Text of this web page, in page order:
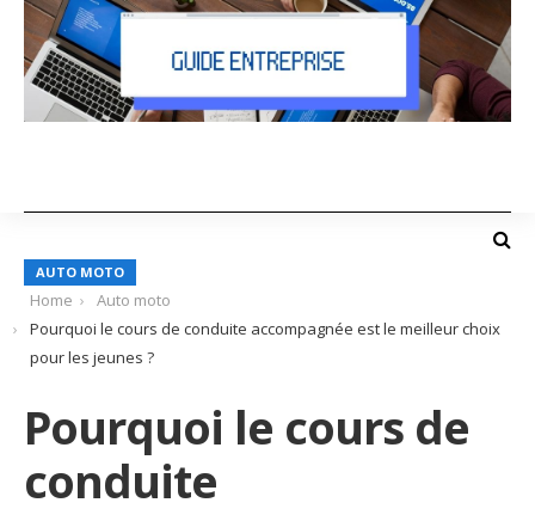
AUTO MOTO
Home
Auto moto
Pourquoi le cours de conduite accompagnée est le meilleur choix
pour les jeunes ?
Pourquoi le cours de
conduite